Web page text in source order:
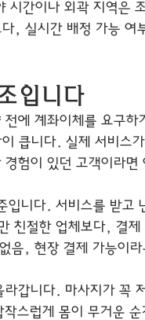
시간이나 외곽 지역은
, 실시간 배정 가능 여
입니다
에 계좌이체를 요구하
큽니다. 실제 서비스
험이 있던 고객이라면
니다. 서비스를 받고
친절한 업체보다, 결제
음, 현장 결제 가능이
갑니다. 마사지가 꼭
스럽게 몸이 무거운 순